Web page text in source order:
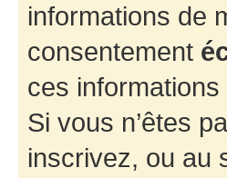
informations de
consentement
ces
Si vous n’êtes
inscrivez, ou au